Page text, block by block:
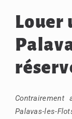
Louer
Palavas-les-